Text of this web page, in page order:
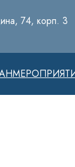
74, корп. 3